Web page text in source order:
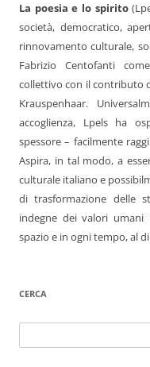
La poesia e lo spirito
società, democratico,
rinnovamento culturale,
Fabrizio Centofanti
collettivo con il contributo
Krauspenhaar.
accoglienza, Lpels ha
spessore – facilmente
Aspira, in tal modo, a
culturale italiano e
di trasformazione delle
indegne dei valori
spazio e in ogni tempo, al
CERCA
per: